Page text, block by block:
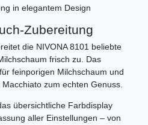
in elegantem Design
Zubereitung
die NIVONA 8101 beliebte
frisch zu. Das
feinporigen Milchschaum und
zum echten Genuss.
übersichtliche Farbdisplay
aller Einstellungen – von